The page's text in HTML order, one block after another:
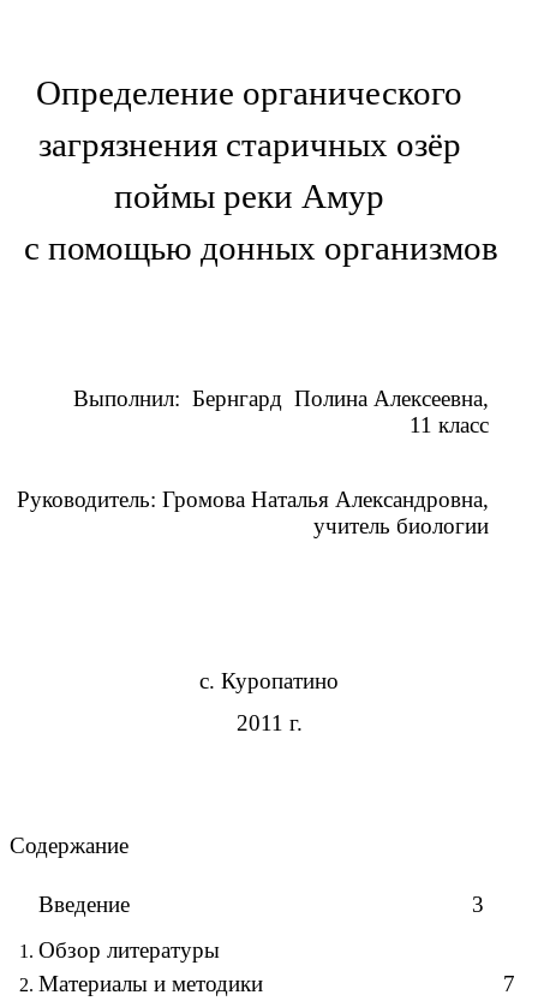
Определение органического
загрязнения старичных озёр
поймы реки Амур
с помощью донных организмов
Выполнил: Бернгард Полина Алексеевна,
11 класс
Руководитель: Громова Наталья Александровна,
учитель биологии
с. Куропатино
2011 г.
Содержание
Введение 3
Обзор литературы
Материалы и методики 7